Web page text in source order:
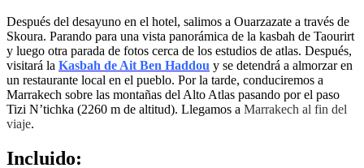
Después del desayuno en el hotel, salimos a Ouarzazate a través de
Skoura. Parando para una vista panorámica de la kasbah de Taourirt
y luego otra parada de fotos cerca de los estudios de atlas. Después,
visitará la Kasbah de Ait Ben Haddou y se detendrá a almorzar en
un restaurante local en el pueblo. Por la tarde, conduciremos a
Marrakech sobre las montañas del Alto Atlas pasando por el paso
Tizi N’tichka (2260 m de altitud). Llegamos a Marrakech al fin del
viaje.
Incluido: